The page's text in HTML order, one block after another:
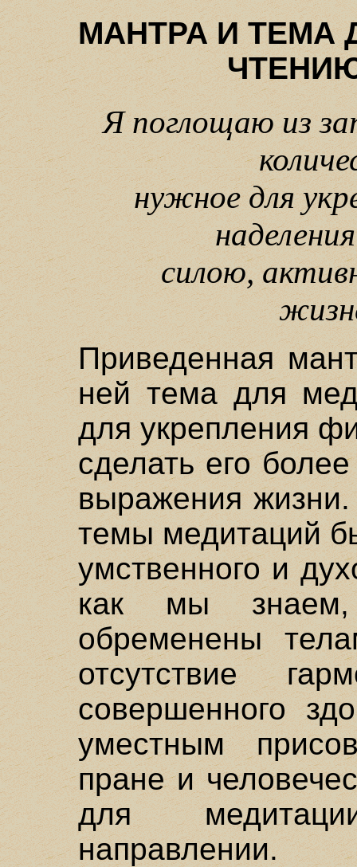
МАНТРА И ТЕМА
Я поглощаю из
нужное для
силою,
Приведенная
ней тема для
для укрепления
сделать его
выражения
темы медитаций
умственного и
как мы
обременены
отсутствие
совершенного
уместным
пране и
для
направлении.